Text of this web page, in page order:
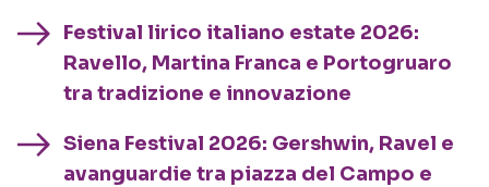
Festival lirico italiano estate 2026:
Ravello, Martina Franca e Portogruaro
tra tradizione e innovazione
Siena Festival 2026: Gershwin, Ravel e
avanguardie tra piazza del Campo e